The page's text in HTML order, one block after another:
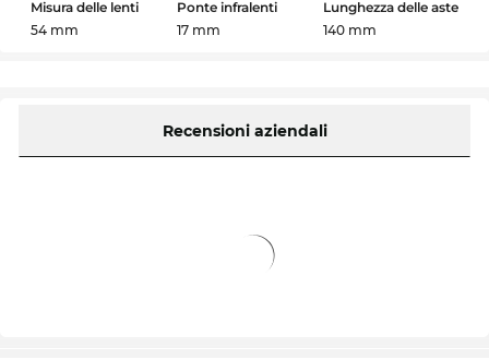
Misura delle lenti
54 mm
Ponte infralenti
17 mm
Lunghezza delle aste
140 mm
Recensioni aziendali